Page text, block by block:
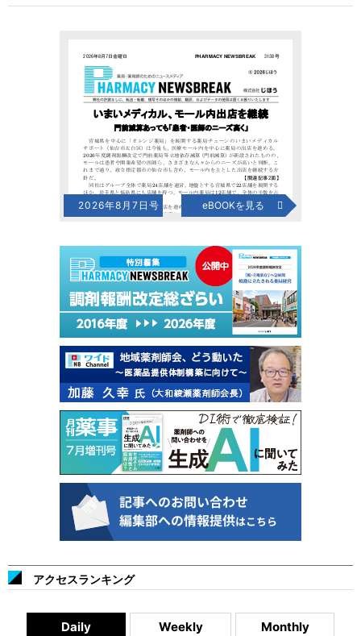
2026年8月7日号 eBOOKを見る
アクセスランキング
Daily Weekly Monthly